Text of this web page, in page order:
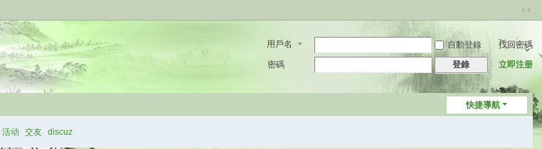
切
到
窄
用戶名 自動登錄
找回密碼
密碼
登錄 立即注册
快捷導航
活动 交友 discuz